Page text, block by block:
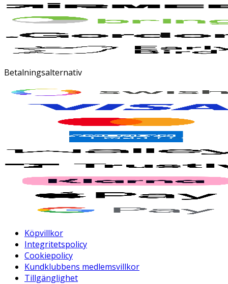
Betalningsalternativ
Köpvillkor
Integritetspolicy
Cookiepolicy
Kundklubbens medlemsvillkor
Tillgänglighet